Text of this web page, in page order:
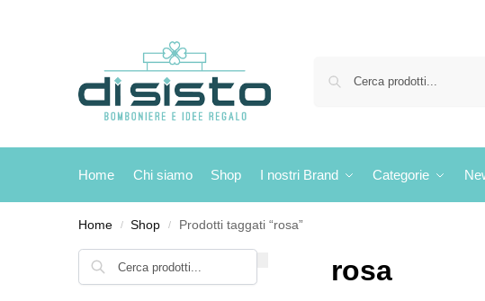
Home Chi siamo Shop I nostri Brand Categorie
Home / Shop / Prodotti taggati “rosa”
rosa